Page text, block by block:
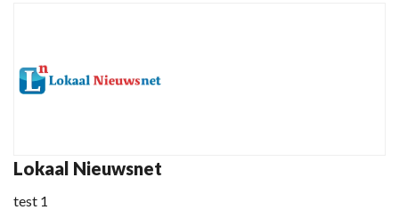
Lokaal Nieuwsnet
test 1